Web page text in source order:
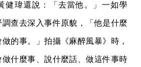
健瑋還說：「去當他。」一如學
查去深入事件原貌，「他是什麼
的事。」拍攝《麻醉風暴》時，
什麼事、說什麼話、做這件事時